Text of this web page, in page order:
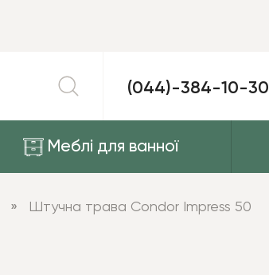
(044)-384-10-30
Меблі для ванної
Штучна трава Condor Impress 50